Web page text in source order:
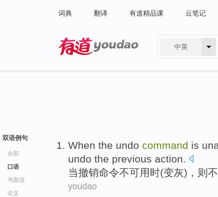
词典 翻译 有道精品课 云笔记
中英
双语例句
全部
口语
书面语
论文
When the undo command is
undo the previous action.
当撤销命令不可用时(变灰)， 则
youdao